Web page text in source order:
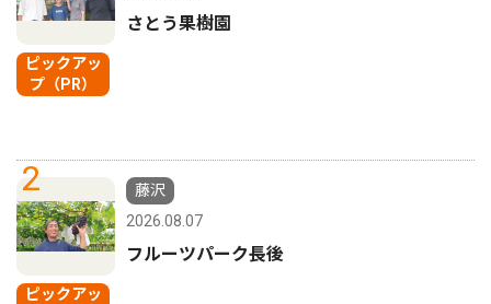
ピックアッ
プ（PR）
さとう果樹園
2
ピックアッ
藤沢
2026.08.07
フルーツパーク長後